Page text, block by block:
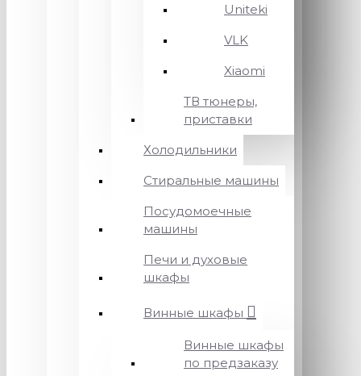
Uniteki
VLK
Xiaomi
ТВ тюнеры,
приставки
Холодильники
Стиральные машины
Посудомоечные
машины
Печи и духовые
шкафы
Винные шкафы
Винные шкафы
по предзаказу